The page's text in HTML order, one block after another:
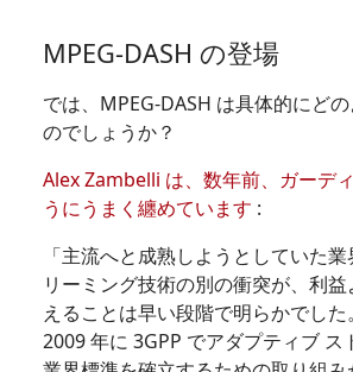
MPEG-DASH の登場
では、MPEG-DASH は具体的にど
のでしょうか？
Alex Zambelli は、数年前、ガーデ
うにうまく纏めています :
「主流へと成熟しようとしていた
リーミング技術の別の衝突が、利
えることは早い段階で明らかでした
2009 年に 3GPP でアダプティブ ス